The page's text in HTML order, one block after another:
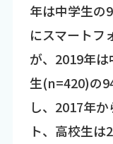
年は中学生の
にスマートフ
が、2019年
生(n=420)の
し、2017年
ト、高校生は